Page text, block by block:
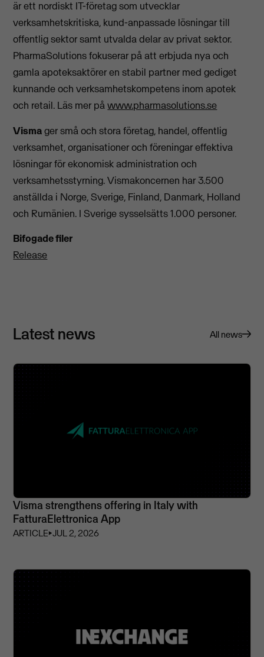
är ett nordiskt IT-företag som utvecklar
verksamhetskritiska, kund-anpassade lösningar till
offentlig sektor samt utvalda delar av privat sektor.
PharmaSolutions fokuserar på att erbjuda nya och
gamla apoteksaktörer en stabil partner med gediget
kunnande och verksamhetskompetens inom apotek
och retail. Läs mer påwww.pharmasolutions.se
Vismager små och stora företag, handel, offentlig
verksamhet, organisationer och föreningar effektiva
lösningar för ekonomisk administration och
verksamhetsstyrning. Vismakoncernen har 3.500
anställda i Norge, Sverige, Finland, Danmark, Holland
och Rumänien. I Sverige sysselsätts 1.000 personer.
Bifogade filer
Release
Latest news All news
Visma strengthens offering in Italy with
FatturaElettronica App
ARTICLE⏵JUL 2, 2026